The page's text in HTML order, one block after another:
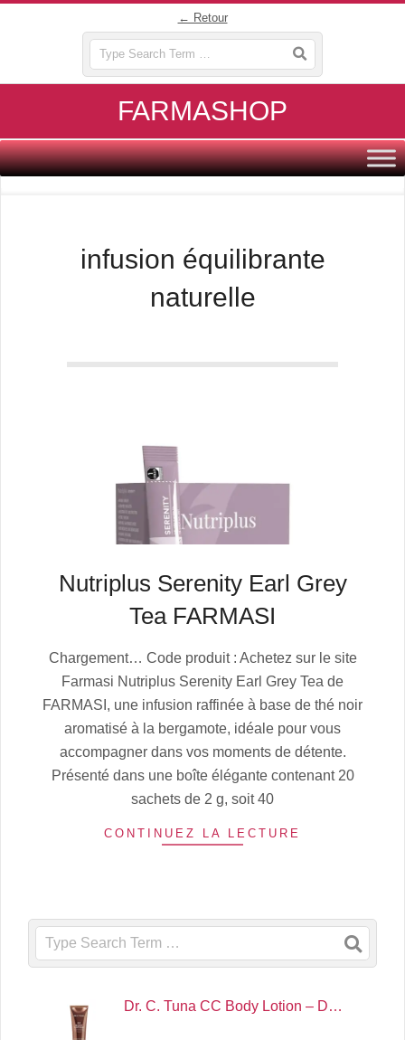
← Retour
FARMASHOP
Primary
Navigation
infusion équilibrante
naturelle
Nutriplus Serenity Earl Grey
Tea FARMASI
07-
Chargement… Code produit : Achetez sur le site
Farmasi Nutriplus Serenity Earl Grey Tea de
FARMASI, une infusion raffinée à base de thé noir
aromatisé à la bergamote, idéale pour vous
accompagner dans vos moments de détente.
Présenté dans une boîte élégante contenant 20
sachets de 2 g, soit 40
CONTINUEZ LA LECTURE
Search
Dr. C. Tuna CC Body Lotion – D…